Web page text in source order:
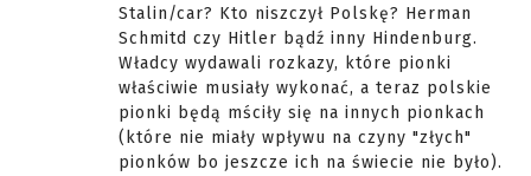
Stalin/car? Kto niszczył Polskę? Herman
Schmitd czy Hitler bądź inny Hindenburg.
Władcy wydawali rozkazy, które pionki
właściwie musiały wykonać, a teraz polskie
pionki będą mściły się na innych pionkach
(które nie miały wpływu na czyny "złych"
pionków bo jeszcze ich na świecie nie było).